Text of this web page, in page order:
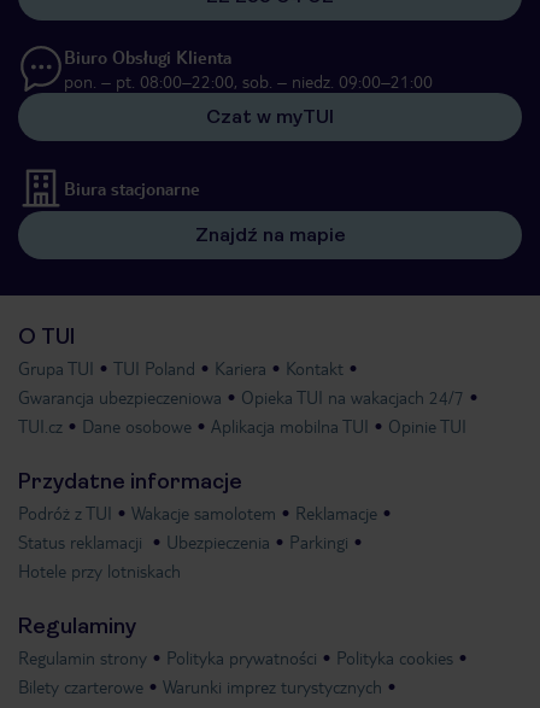
Biuro Obsługi Klienta
pon. – pt. 08:00–22:00, sob. – niedz. 09:00–21:00
Czat w myTUI
Biura stacjonarne
Znajdź na mapie
O TUI
Grupa TUI TUI Poland Kariera
Kontakt
Gwarancja ubezpieczeniowa
Opieka TUI na wakacjach 24/7
TUI.cz
Dane osobowe Aplikacja mobilna TUI Opinie TUI
Przydatne informacje
Podróż z TUI Wakacje samolotem
Reklamacje
Status reklamacji
Ubezpieczenia
Parkingi
Hotele przy lotniskach
Regulaminy
Regulamin strony Polityka prywatności
Polityka cookies
Bilety czarterowe
Warunki imprez turystycznych